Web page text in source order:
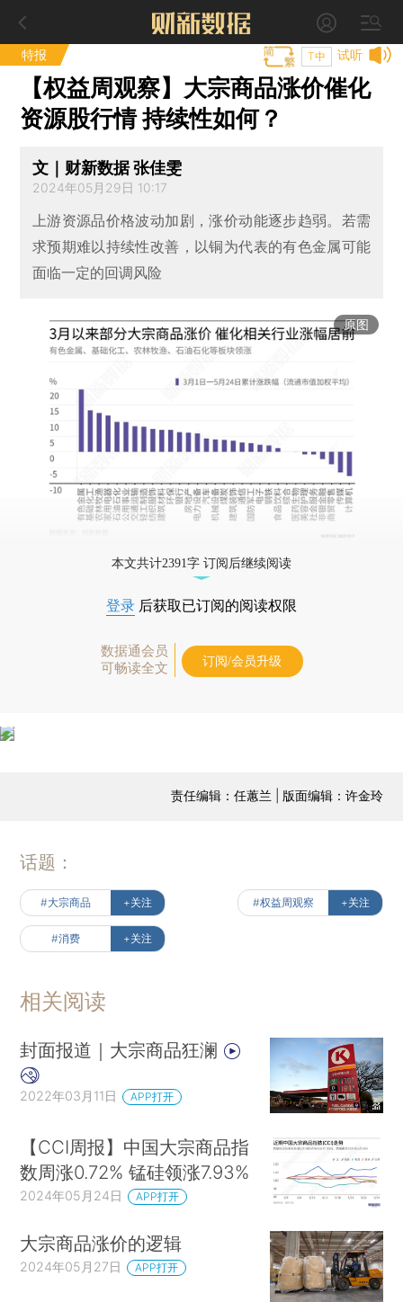
特报 试听
T中
【权益周观察】大宗商品涨价催化
资源股行情 持续性如何？
文｜财新数据 张佳雯
2024年05月29日 10:17
上游资源品价格波动加剧，涨价动能逐步趋弱。若需
求预期难以持续性改善，以铜为代表的有色金属可能
面临一定的回调风险
原图
本文共计2391字 订阅后继续阅读
登录 后获取已订阅的阅读权限
数据通会员
可畅读全文
订阅/会员升级
责任编辑：任蕙兰 | 版面编辑：许金玲
话题：
#大宗商品 +关注 #权益周观察 +关注
#消费 +关注
相关阅读
封面报道｜大宗商品狂澜
2022年03月11日 APP打开
【CCI周报】中国大宗商品指
数周涨0.72% 锰硅领涨7.93%
2024年05月24日 APP打开
大宗商品涨价的逻辑
2024年05月27日 APP打开